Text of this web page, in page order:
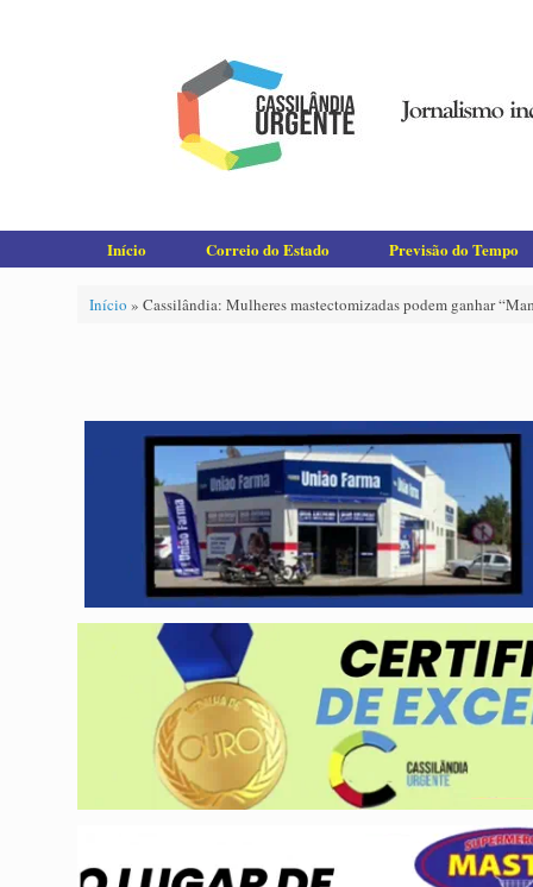
Início Correio do Estado Previsão do Tempo
Início » Cassilândia: Mulheres mastectomizadas podem ganhar